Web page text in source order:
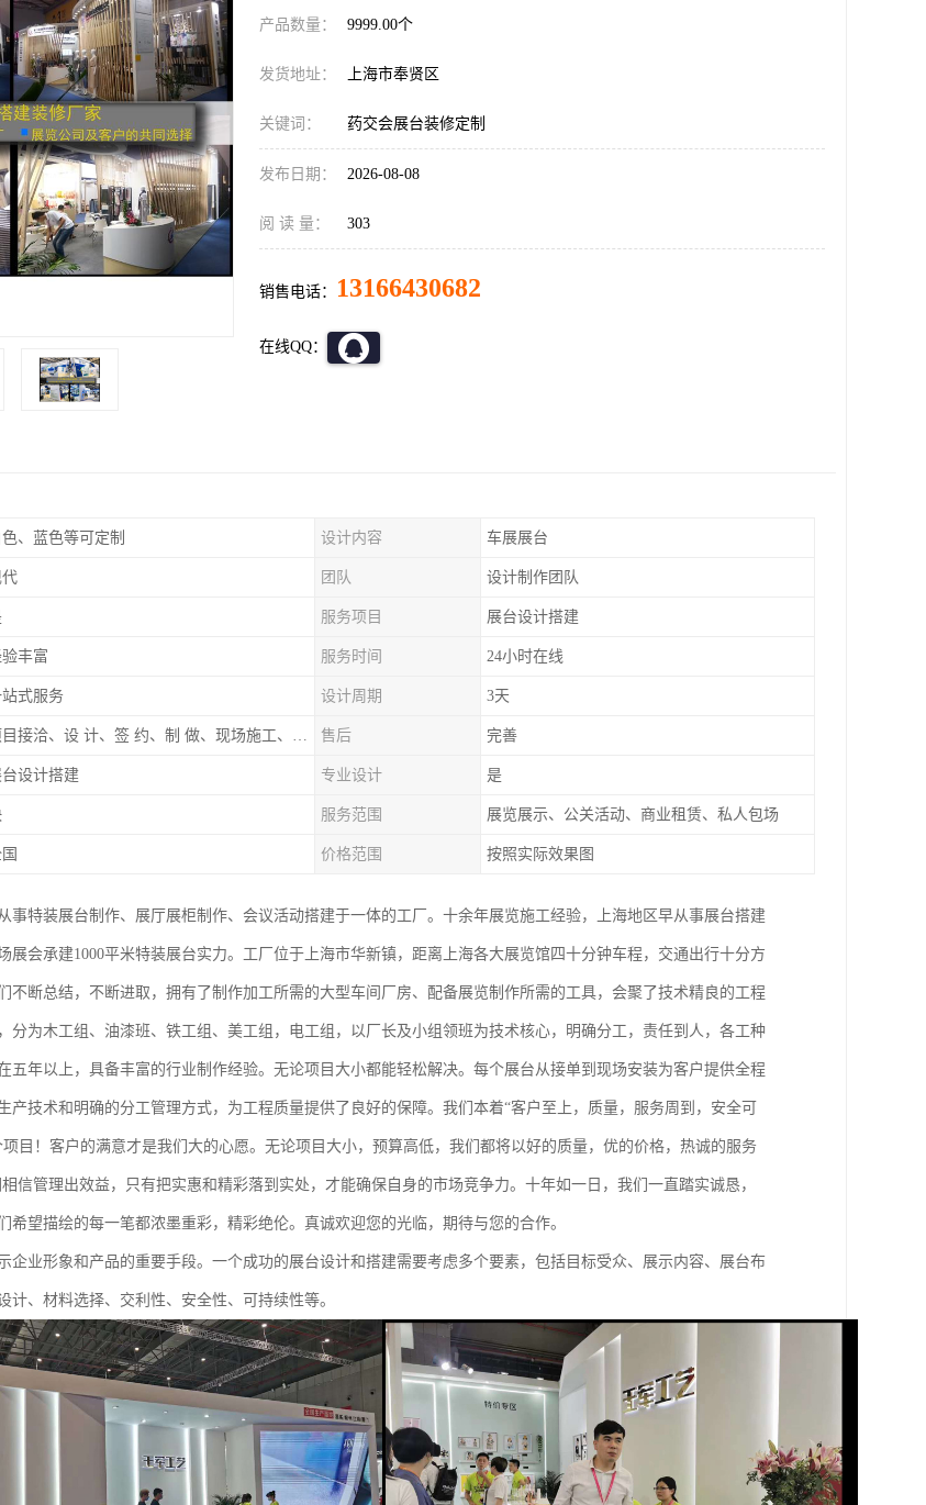
产品数量： 9999.00个
发货地址： 上海市奉贤区
关键词： 药交会展台装修定制
发布日期： 2026-08-08
阅 读 量： 303
销售电话： 13166430682
在线QQ：
色、蓝色等可定制 设计内容 车展展台
团队 设计制作团队
服务项目 展台设计搭建
丰富 服务时间 24小时在线
式服务 设计周期 3天
项目接洽、设 计、签 约、制 做、现场施工、展期服务、后续跟踪 售后 完善
台设计搭建 专业设计 是
服务范围 展览展示、公关活动、商业租赁、私人包场
价格范围 按照实际效果图
事特装展台制作、展厅展柜制作、会议活动搭建于一体的工厂。十余年展览施工经验，上海地区早从事展台搭建
展会承建1000平米特装展台实力。工厂位于上海市华新镇，距离上海各大展览馆四十分钟车程，交通出行十分方
不断总结，不断进取，拥有了制作加工所需的大型车间厂房、配备展览制作所需的工具，会聚了技术精良的工程
分为木工组、油漆班、铁工组、美工组，电工组，以厂长及小组领班为技术核心，明确分工，责任到人，各工种
五年以上，具备丰富的行业制作经验。无论项目大小都能轻松解决。每个展台从接单到现场安装为客户提供全程
产技术和明确的分工管理方式，为工程质量提供了良好的保障。我们本着“客户至上，质量，服务周到，安全可
目！客户的满意才是我们大的心愿。无论项目大小，预算高低，我们都将以好的质量，优的价格，热诚的服务
信管理出效益，只有把实惠和精彩落到实处，才能确保自身的市场竞争力。十年如一日，我们一直踏实诚恳，
希望描绘的每一笔都浓墨重彩，精彩绝伦。真诚欢迎您的光临，期待与您的合作。
企业形象和产品的重要手段。一个成功的展台设计和搭建需要考虑多个要素，包括目标受众、展示内容、展台布
计、材料选择、交利性、安全性、可持续性等。